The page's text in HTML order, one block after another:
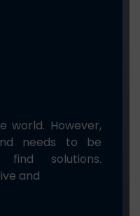
world. However,
needs to be
solutions.
and